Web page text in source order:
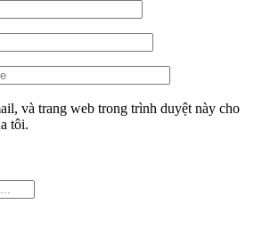
và trang web trong trình duyệt này cho
tôi.